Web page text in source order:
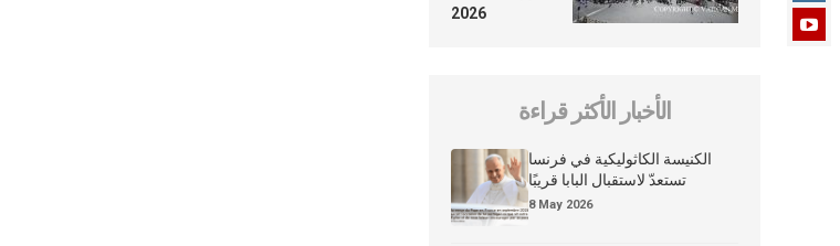
2026
الأخبار الأكثر قراءة
الكنيسة الكاثوليكية في فرنسا
تستعدّ لاستقبال البابا قريبًا
8 May 2026